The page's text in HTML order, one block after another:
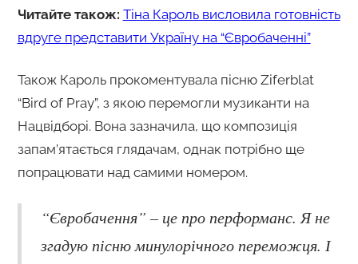
Читайте також: Тіна Кароль висловила готовність
вдруге представити Україну на “Євробаченні”
Також Кароль прокоментувала пісню Ziferblat
“Bird of Pray”, з якою перемогли музиканти на
Нацвідборі. Вона зазначила, що композиція
запам’ятається глядачам, однак потрібно ще
попрацювати над самими номером.
“Євробачення” – це про перформанс. Я не
згадую пісню минулорічного переможця. І